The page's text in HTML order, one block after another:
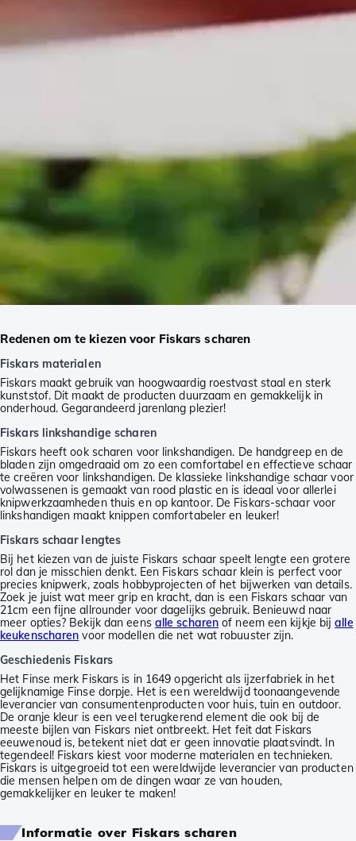
Redenen om te kiezen voor Fiskars scharen
Fiskars materialen
Fiskars maakt gebruik van hoogwaardig roestvast staal en sterk
kunststof. Dit maakt de producten duurzaam en gemakkelijk in
onderhoud. Gegarandeerd jarenlang plezier!
Fiskars linkshandige scharen
Fiskars heeft ook scharen voor linkshandigen. De handgreep en de
bladen zijn omgedraaid om zo een comfortabel en effectieve schaar
te creëren voor linkshandigen. De klassieke linkshandige schaar voor
volwassenen is gemaakt van rood plastic en is ideaal voor allerlei
knipwerkzaamheden thuis en op kantoor. De Fiskars-schaar voor
linkshandigen maakt knippen comfortabeler en leuker!
Fiskars schaar lengtes
Bij het kiezen van de juiste Fiskars schaar speelt lengte een grotere
rol dan je misschien denkt. Een Fiskars schaar klein is perfect voor
precies knipwerk, zoals hobbyprojecten of het bijwerken van details.
Zoek je juist wat meer grip en kracht, dan is een Fiskars schaar van
21cm een fijne allrounder voor dagelijks gebruik. Benieuwd naar
meer opties? Bekijk dan eens alle scharen of neem een kijkje bijalle
keukenscharen voor modellen die net wat robuuster zijn.
Geschiedenis Fiskars
Het Finse merk Fiskars is in 1649 opgericht als ijzerfabriek in het
gelijknamige Finse dorpje. Het is een wereldwijd toonaangevende
leverancier van consumentenproducten voor huis, tuin en outdoor.
De oranje kleur is een veel terugkerend element die ook bij de
meeste bijlen van Fiskars niet ontbreekt. Het feit dat Fiskars
eeuwenoud is, betekent niet dat er geen innovatie plaatsvindt. In
tegendeel! Fiskars kiest voor moderne materialen en technieken.
Fiskars is uitgegroeid tot een wereldwijde leverancier van producten
die mensen helpen om de dingen waar ze van houden,
gemakkelijker en leuker te maken!
Informatie over Fiskars scharen